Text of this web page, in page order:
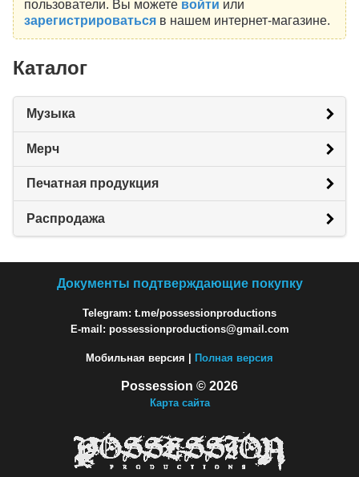
пользователи. Вы можете войти или
зарегистрироватьсяв нашем интернет-магазине.
Каталог
Музыка
Мерч
Печатная продукция
Распродажа
Документы подтверждающие покупку
Telegram: t.me/possessionproductions
E-mail: possessionproductions@gmail.com
Мобильная версия | Полная версия
Possession © 2026
Карта сайта